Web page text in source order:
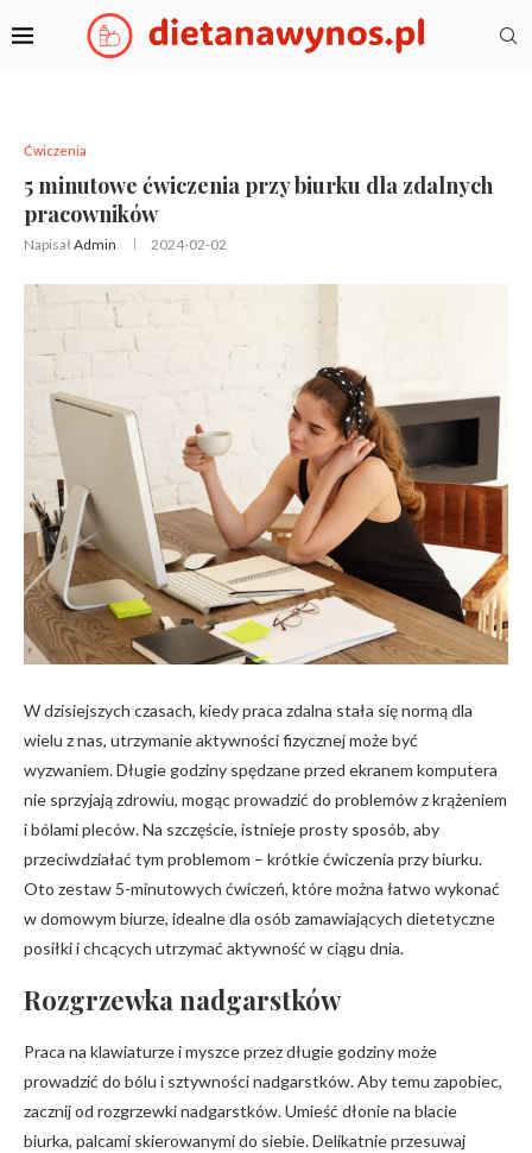
Ćwiczenia
5 minutowe ćwiczenia przy biurku dla zdalnych
pracowników
NapisałAdmin 2024-02-02
W dzisiejszych czasach, kiedy praca zdalna stała się normą dla
wielu z nas, utrzymanie aktywności fizycznej może być
wyzwaniem. Długie godziny spędzane przed ekranem komputera
nie sprzyjają zdrowiu, mogąc prowadzić do problemów z krążeniem
i bólami pleców. Na szczęście, istnieje prosty sposób, aby
przeciwdziałać tym problemom – krótkie ćwiczenia przy biurku.
Oto zestaw 5-minutowych ćwiczeń, które można łatwo wykonać
w domowym biurze, idealne dla osób zamawiających dietetyczne
posiłki i chcących utrzymać aktywność w ciągu dnia.
Rozgrzewka nadgarstków
Praca na klawiaturze i myszce przez długie godziny może
prowadzić do bólu i sztywności nadgarstków. Aby temu zapobiec,
zacznij od rozgrzewki nadgarstków. Umieść dłonie na blacie
biurka, palcami skierowanymi do siebie. Delikatnie przesuwaj